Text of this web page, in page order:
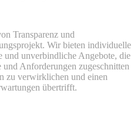
Transparenz und
Wir bieten individuelle
und unverbindliche Angebote, die
Anforderungen zugeschnitten
zu verwirklichen und einen
übertrifft.